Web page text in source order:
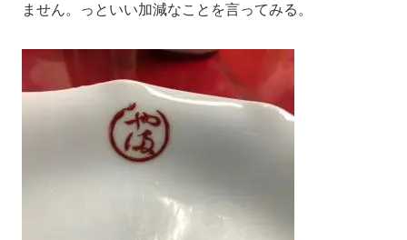
ません。っといい加減なことを言ってみる。